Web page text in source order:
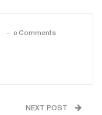
0 Comments
NEXT POST